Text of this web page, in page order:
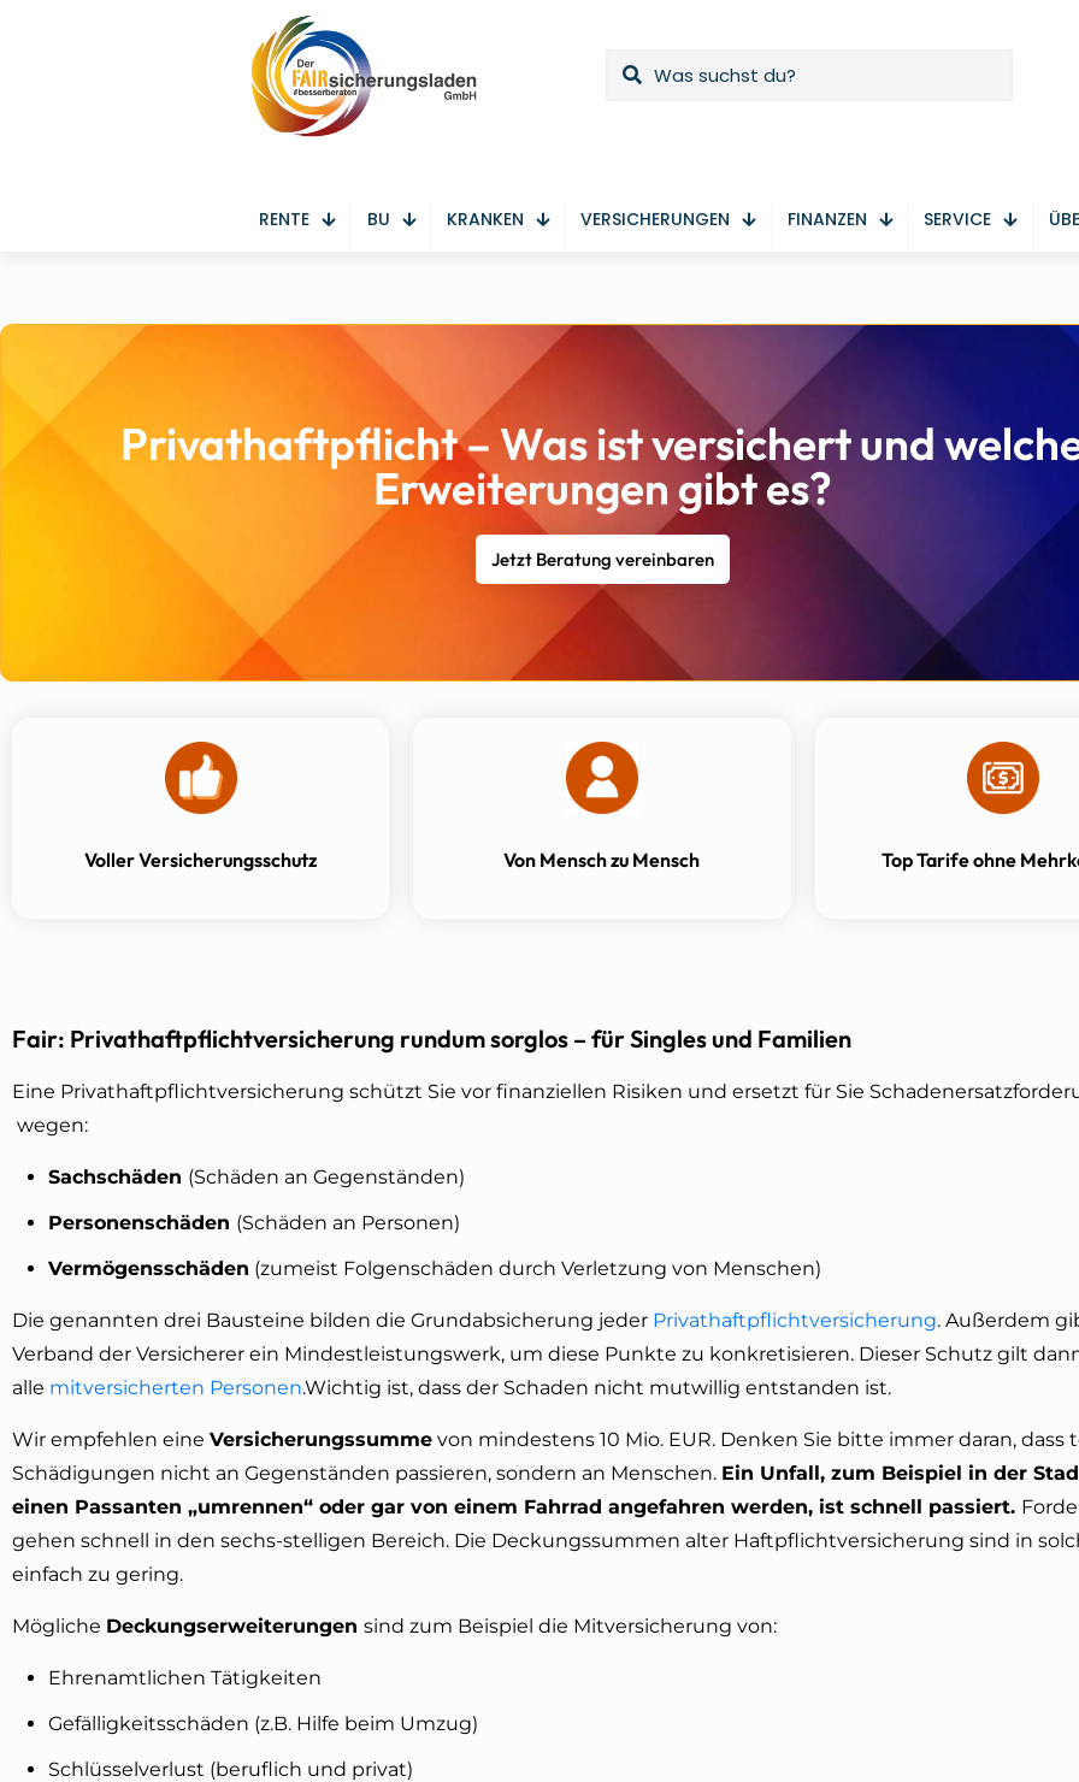
RENTE BU KRANKEN VERSICHERUNGEN FINANZEN SERVICE
Privathaftpflicht – Was ist versichert und
Erweiterungen gibt es?
Jetzt Beratung vereinbaren
Voller Versicherungsschutz Von Mensch zu Mensch Top Tarife ohne
Fair: Privathaftpflichtversicherung rundum sorglos – für Singles und Familien
Eine Privathaftpflichtversicherung schützt Sie vor finanziellen Risiken und ersetzt für Sie
wegen:
Sachschäden (Schäden an Gegenständen)
Personenschäden (Schäden an Personen)
Vermögensschäden (zumeist Folgenschäden durch Verletzung von Menschen)
Die genannten drei Bausteine bilden die Grundabsicherung jeder Privathaftpflichtversicherung. Außerdem
Verband der Versicherer ein Mindestleistungswerk, um diese Punkte zu konkretisieren. Dieser Schutz gilt
alle mitversicherten Personen.Wichtig ist, dass der Schaden nicht mutwillig entstanden ist.
Wir empfehlen eine Versicherungssumme von mindestens 10 Mio. EUR. Denken Sie bitte immer daran, dass
Schädigungen nicht an Gegenständen passieren, sondern an Menschen. Ein Unfall, zum Beispiel in der
einen Passanten „umrennen“ oder gar von einem Fahrrad angefahren werden, ist schnell passiert.
gehen schnell in den sechs-stelligen Bereich. Die Deckungssummen alter Haftpflichtversicherung sind in
einfach zu gering.
Mögliche Deckungserweiterungen sind zum Beispiel die Mitversicherung von:
Ehrenamtlichen Tätigkeiten
Gefälligkeitsschäden (z.B. Hilfe beim Umzug)
Schlüsselverlust (beruflich und privat)